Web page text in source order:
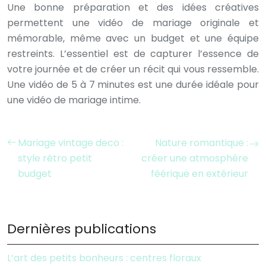
Une bonne préparation et des idées créatives
permettent une vidéo de mariage originale et
mémorable, même avec un budget et une équipe
restreints. L’essentiel est de capturer l’essence de
votre journée et de créer un récit qui vous ressemble.
Une vidéo de 5 à 7 minutes est une durée idéale pour
une vidéo de mariage intime.
Mariage vintage deco :
style rétro petit
budget
Nature romantique :
créer une atmosphère
féérique en extérieur
Dernières publications
L’art des petits bonheurs : centres floraux